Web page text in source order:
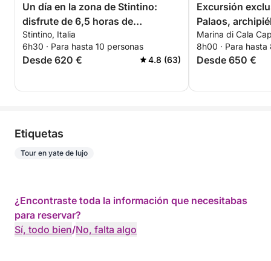
Un día en la zona de Stintino:
disfrute de 6,5 horas de
exploración a bordo de una
lancha motora de 14 metros.
Stintino, Italia
6h30 · Para hasta 10 personas
Desde 620 € 4.8 (63)
Excursión
Palaos,
Maddalena.
Marina di Cala
8h00 · Para hasta
Desde 650 €
Etiquetas
Tour en yate de lujo
¿Encontraste toda la información que necesitabas
para reservar?
Sí, todo bien/No, falta algo